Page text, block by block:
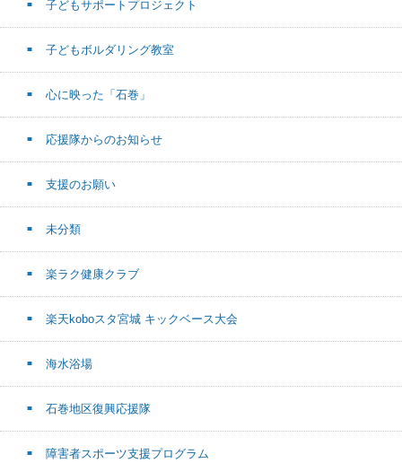
子どもサポートプロジェクト
子どもボルダリング教室
心に映った「石巻」
応援隊からのお知らせ
支援のお願い
未分類
楽ラク健康クラブ
楽天koboスタ宮城 キックベース大会
海水浴場
石巻地区復興応援隊
障害者スポーツ支援プログラム